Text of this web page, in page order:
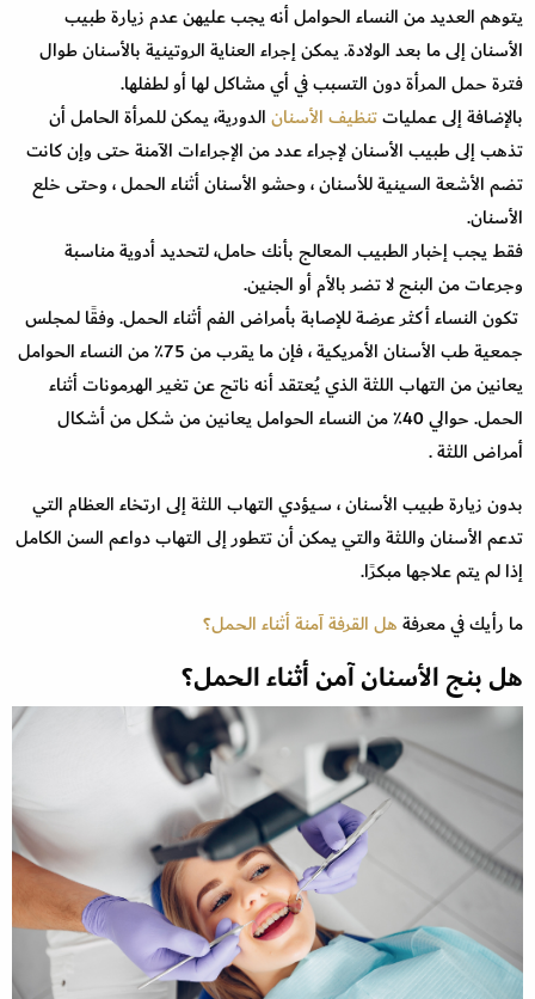
يتوهم العديد من النساء الحوامل أنه يجب عليهن عدم زيارة طبيب
الأسنان إلى ما بعد الولادة. يمكن إجراء العناية الروتينية بالأسنان طوال
فترة حمل المرأة دون التسبب في أي مشاكل لها أو لطفلها.
بالإضافة إلى عملياتتنظيف الأسنانالدورية، يمكن للمرأة الحامل أن
تذهب إلى طبيب الأسنان لإجراء عدد من الإجراءات الآمنة حتى وإن كانت
تضم الأشعة السينية للأسنان ، وحشو الأسنان أثناء الحمل ، وحتى خلع
الأسنان.
فقط يجب إخبار الطبيب المعالج بأنك حامل، لتحديد أدوية مناسبة
وجرعات من البنج لا تضر بالأم أو الجنين.
تكون النساء أكثر عرضة للإصابة بأمراض الفم أثناء الحمل. وفقًا لمجلس
جمعية طب الأسنان الأمريكية ، فإن ما يقرب من 75٪ من النساء الحوامل
يعانين من التهاب اللثة الذي يُعتقد أنه ناتج عن تغير الهرمونات أثناء
الحمل. حوالي 40٪ من النساء الحوامل يعانين من شكل من أشكال
أمراض اللثة .
بدون زيارة طبيب الأسنان ، سيؤدي التهاب اللثة إلى ارتخاء العظام التي
تدعم الأسنان واللثة والتي يمكن أن تتطور إلى التهاب دواعم السن الكامل
إذا لم يتم علاجها مبكرًا.
ما رأيك في معرفةهل القرفة آمنة أثناء الحمل؟
هل بنج الأسنان آمن أثناء الحمل؟